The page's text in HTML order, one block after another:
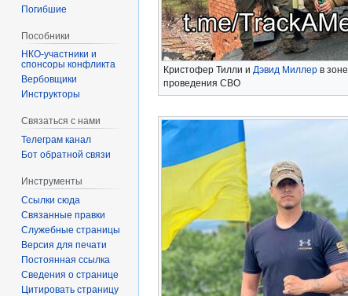
Кристофер Тилли и Дэвид Миллер в зоне
проведения СВО
Погибшие
Пособники
спонсоры конфликта
‏‎Вербовщики
Инструкторы
Связаться с нами
Телеграм канал
Бот обратной связи
Инструменты
Ссылки сюда
Связанные правки
Служебные страницы
Версия для печати
Постоянная ссылка
Сведения о странице
Цитировать страницу